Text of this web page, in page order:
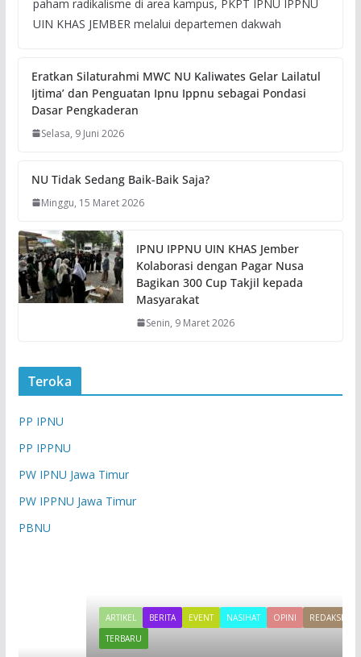
paham radikalisme di area kampus, PKPT IPNU IPPNU
UIN KHAS JEMBER melalui departemen dakwah
Eratkan Silaturahmi MWC NU Kaliwates Gelar Lailatul
Ijtima’ dan Penguatan Ipnu Ippnu sebagai Pondasi
Dasar Pengkaderan
Selasa, 9 Juni 2026
NU Tidak Sedang Baik-Baik Saja?
Minggu, 15 Maret 2026
IPNU IPPNU UIN KHAS Jember
Kolaborasi dengan Pagar Nusa
Bagikan 300 Cup Takjil kepada
Masyarakat
Senin, 9 Maret 2026
Teroka
PP IPNU
PP IPPNU
PW IPNU Jawa Timur
PW IPPNU Jawa Timur
PBNU
BERITA EVENT NASIHAT OPINI
REDAKSI